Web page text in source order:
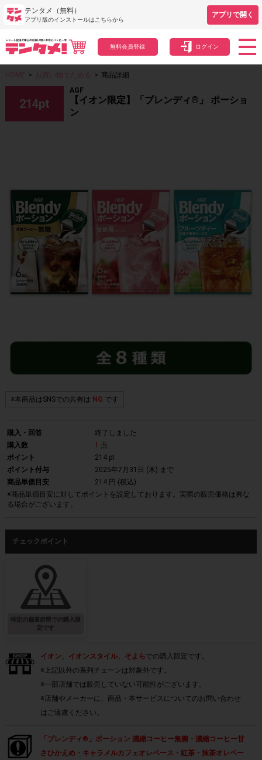
テンタメ（無料）
アプリ版のインストールはこちらから
アプリで開く
無料会員登録 ログイン
HOME > お買い物でためる > 商品詳細
214pt
AGF
【イオン限定】「ブレンディ®」 ポーショ
ン
※本商品はSNSでの共有は NG です
購入・回答
終了しました
購入数
1
点
ポイント
214 pt
ポイント付与
2025年7月31日 (木) まで
商品単価目安
214 円 (税込)
※商品単価目安に対してポイントを設定しております。実際の販売価格は異な
る場合がございます。
チェックポイント
特定の都道府県での購入限
定です
イオン、イオンスタイル、そよらでの購入限定です。
※上記以外の系列チェーンは対象外です。
※一部店舗では販売していない可能性がございます。
※店舗やメーカーに、商品・本サービスについてのお問い合わせ
はご遠慮ください。
「ブレンディ®」ポーション 濃縮コーヒー無糖・濃縮コーヒー甘
さひかえめ・キャラメルカフェオレベース・紅茶・抹茶オレベー